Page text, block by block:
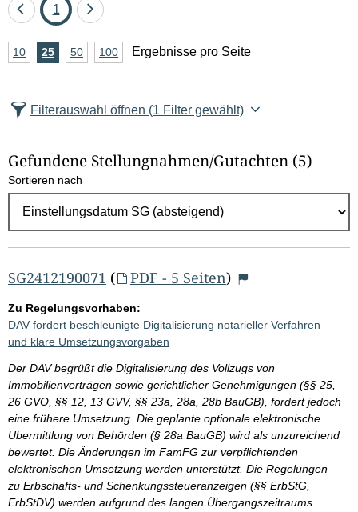
Eine
zurück
Seite
1
Eine
vor
A
z
l
E
g
e
b
i
s
s
e
p
r
o
S
e
10Ergebnisse
25Ergebnisse
50Ergebnisse
100Ergebnisse
Ergebnisse pro Seite
Filterauswahl öffnen (1 Filter gewählt)
Gefundene Stellungnahmen/⁠Gutachten (5)
Sortieren nach
SG2412190071 ( PDF - 5 Seiten)
Zu Regelungsvorhaben:
DAV fordert beschleunigte Digitalisierung notarieller Verfahren
und klare Umsetzungsvorgaben
Der DAV begrüßt die Digitalisierung des Vollzugs von
Immobilienverträgen sowie gerichtlicher Genehmigungen (§§ 25,
26 GVO, §§ 12, 13 GVV, §§ 23a, 28a, 28b BauGB), fordert jedoch
eine frühere Umsetzung. Die geplante optionale elektronische
Übermittlung von Behörden (§ 28a BauGB) wird als unzureichend
bewertet. Die Änderungen im FamFG zur verpflichtenden
elektronischen Umsetzung werden unterstützt. Die Regelungen
zu Erbschafts- und Schenkungssteueranzeigen (§§ ErbStG,
ErbStDV) werden aufgrund des langen Übergangszeitraums